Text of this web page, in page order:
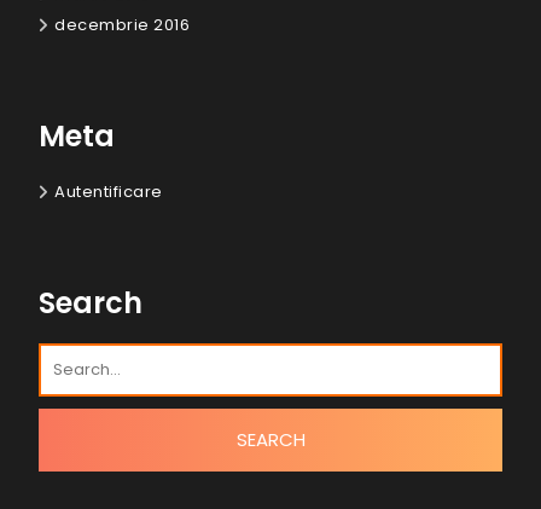
decembrie 2016
Meta
Autentificare
Search